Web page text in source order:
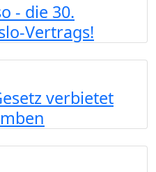
- die 30.
Vertrags!
verbietet